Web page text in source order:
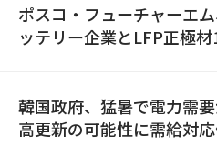
ポスコ・フューチャーエ
ッテリー企業とLFP正極
韓国政府、猛暑で電力需
高更新の可能性に需給対